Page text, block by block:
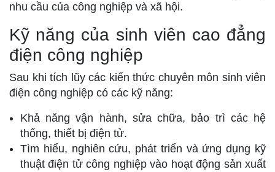
nhu cầu của công nghiệp và xã hội.
Kỹ năng của sinh viên cao đẳng
điện công nghiệp
Sau khi tích lũy các kiến thức chuyên môn sinh viên
điện công nghiệp có các kỹ năng:
Khả năng vận hành, sửa chữa, bảo trì các hệ
thống, thiết bị điện tử.
Tìm hiểu, nghiên cứu, phát triển và ứng dụng kỹ
thuật điện tử công nghiệp vào hoạt động sản xuất